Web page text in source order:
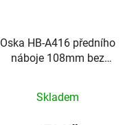
Oska HB-A416 předního
náboje 108mm bez
Skladem